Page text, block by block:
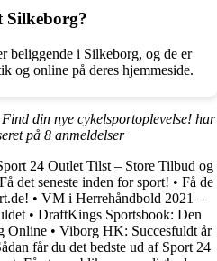
Silkeborg?
beliggende i Silkeborg, og de er
og online på deres hjemmeside.
din nye cykelsportoplevelse! har
på 8 anmeldelser
24 Outlet Tilst – Store Tilbud og
det seneste inden for sport! • Få de
• VM i Herrehåndbold 2021 –
• DraftKings Sportsbook: Den
Online • Viborg HK: Succesfuldt år
får du det bedste ud af Sport 24